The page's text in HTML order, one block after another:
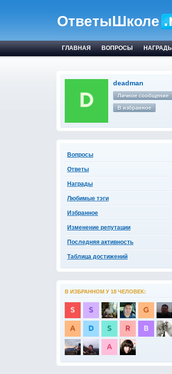
ОтветыШколе
ГЛАВНАЯ ВОПРОСЫ НАГРАДЫ
deadman
Личное сообщение
В избранное
Вопросы
Ответы
Награды
Любимые тэги
Избранное
Изменение репутации
Последняя активность
Таблица достижений
В ИЗБРАННОМ У 18 ЧЕЛОВЕК: